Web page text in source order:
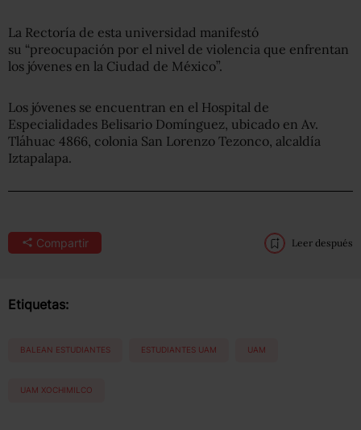
La Rectoría de esta universidad manifestó
su “preocupación por el nivel de violencia que enfrentan
los jóvenes en la Ciudad de México”.
Los jóvenes se encuentran en el Hospital de
Especialidades Belisario Domínguez, ubicado en Av.
Tláhuac 4866, colonia San Lorenzo Tezonco, alcaldía
Iztapalapa.
Compartir Leer después
Etiquetas:
BALEAN ESTUDIANTES ESTUDIANTES UAM UAM
UAM XOCHIMILCO